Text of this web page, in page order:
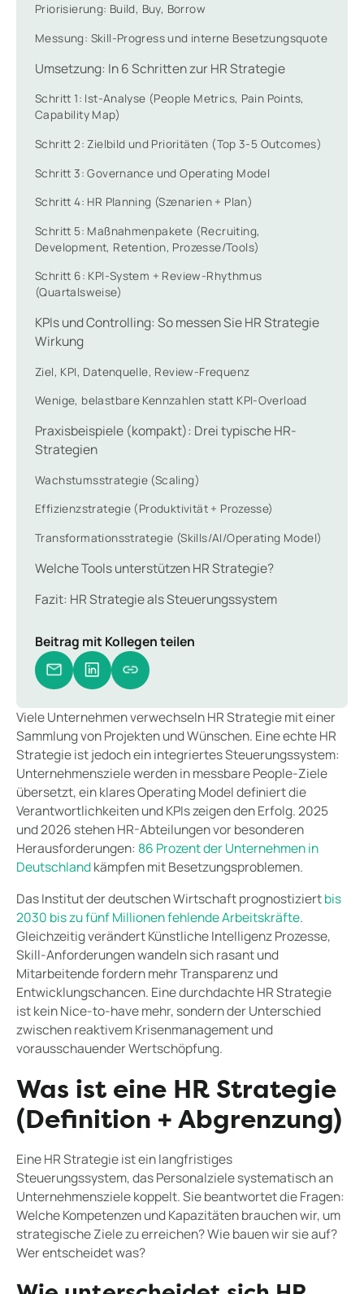
Priorisierung: Build, Buy, Borrow
Messung: Skill-Progress und interne Besetzungsquote
Umsetzung: In 6 Schritten zur HR Strategie
Schritt 1: Ist-Analyse (People Metrics, Pain Points,
Capability Map)
Schritt 2: Zielbild und Prioritäten (Top 3-5 Outcomes)
Schritt 3: Governance und Operating Model
Schritt 4: HR Planning (Szenarien + Plan)
Schritt 5: Maßnahmenpakete (Recruiting,
Development, Retention, Prozesse/Tools)
Schritt 6: KPI-System + Review-Rhythmus
(Quartalsweise)
KPIs und Controlling: So messen Sie HR Strategie
Wirkung
Ziel, KPI, Datenquelle, Review-Frequenz
Wenige, belastbare Kennzahlen statt KPI-Overload
Praxisbeispiele (kompakt): Drei typische HR-
Strategien
Wachstumsstrategie (Scaling)
Effizienzstrategie (Produktivität + Prozesse)
Transformationsstrategie (Skills/AI/Operating Model)
Welche Tools unterstützen HR Strategie?
Fazit: HR Strategie als Steuerungssystem
Beitrag mit Kollegen teilen
Viele Unternehmen verwechseln HR Strategie mit einer
Sammlung von Projekten und Wünschen. Eine echte HR
Strategie ist jedoch ein integriertes Steuerungssystem:
Unternehmensziele werden in messbare People-Ziele
übersetzt, ein klares Operating Model definiert die
Verantwortlichkeiten und KPIs zeigen den Erfolg. 2025
und 2026 stehen HR-Abteilungen vor besonderen
Herausforderungen: 86 Prozent der Unternehmen in
Deutschlandkämpfen mit Besetzungsproblemen.
Das Institut der deutschen Wirtschaft prognostiziertbis
2030 bis zu fünf Millionen fehlende Arbeitskräfte.
Gleichzeitig verändert Künstliche Intelligenz Prozesse,
Skill-Anforderungen wandeln sich rasant und
Mitarbeitende fordern mehr Transparenz und
Entwicklungschancen. Eine durchdachte HR Strategie
ist kein Nice-to-have mehr, sondern der Unterschied
zwischen reaktivem Krisenmanagement und
vorausschauender Wertschöpfung.
Was ist eine HR Strategie
(Definition + Abgrenzung)
Eine HR Strategie ist ein langfristiges
Steuerungssystem, das Personalziele systematisch an
Unternehmensziele koppelt. Sie beantwortet die Fragen:
Welche Kompetenzen und Kapazitäten brauchen wir, um
strategische Ziele zu erreichen? Wie bauen wir sie auf?
Wer entscheidet was?